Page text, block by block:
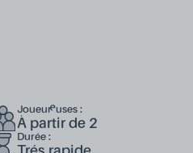
Joueur·euses :
À partir de 2
Durée :